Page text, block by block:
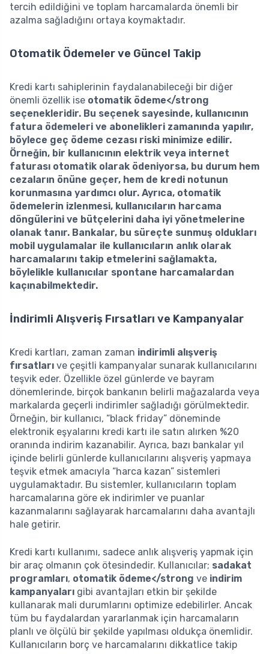
tercih edildiğini ve toplam harcamalarda önemli bir
azalma sağladığını ortaya koymaktadır.
Otomatik Ödemeler ve Güncel Takip
Kredi kartı sahiplerinin faydalanabileceği bir diğer
önemli özellik ise otomatik ödeme</strong
seçenekleridir. Bu seçenek sayesinde, kullanıcının
fatura ödemeleri ve abonelikleri zamanında yapılır,
böylece geç ödeme cezası riski minimize edilir.
Örneğin, bir kullanıcının elektrik veya internet
faturası otomatik olarak ödeniyorsa, bu durum hem
cezaların önüne geçer, hem de kredi notunun
korunmasına yardımcı olur. Ayrıca, otomatik
ödemelerin izlenmesi, kullanıcıların harcama
döngülerini ve bütçelerini daha iyi yönetmelerine
olanak tanır. Bankalar, bu süreçte sunmuş oldukları
mobil uygulamalar ile kullanıcıların anlık olarak
harcamalarını takip etmelerini sağlamakta,
böylelikle kullanıcılar spontane harcamalardan
kaçınabilmektedir.
İndirimli Alışveriş Fırsatları ve Kampanyalar
Kredi kartları, zaman zaman indirimli alışveriş
fırsatları ve çeşitli kampanyalar sunarak kullanıcılarını
teşvik eder. Özellikle özel günlerde ve bayram
dönemlerinde, birçok bankanın belirli mağazalarda veya
markalarda geçerli indirimler sağladığı görülmektedir.
Örneğin, bir kullanıcı, “black friday” döneminde
elektronik eşyalarını kredi kartı ile satın alırken %20
oranında indirim kazanabilir. Ayrıca, bazı bankalar yıl
içinde belirli günlerde kullanıcılarını alışveriş yapmaya
teşvik etmek amacıyla “harca kazan” sistemleri
uygulamaktadır. Bu sistemler, kullanıcıların toplam
harcamalarına göre ek indirimler ve puanlar
kazanmalarını sağlayarak harcamalarını daha avantajlı
hale getirir.
Kredi kartı kullanımı, sadece anlık alışveriş yapmak için
bir araç olmanın çok ötesindedir. Kullanıcılar; sadakat
programları, otomatik ödeme</strong ve indirim
kampanyaları gibi avantajları etkin bir şekilde
kullanarak mali durumlarını optimize edebilirler. Ancak
tüm bu faydalardan yararlanmak için harcamaların
planlı ve ölçülü bir şekilde yapılması oldukça önemlidir.
Kullanıcıların borç ve harcamalarını dikkatlice takip